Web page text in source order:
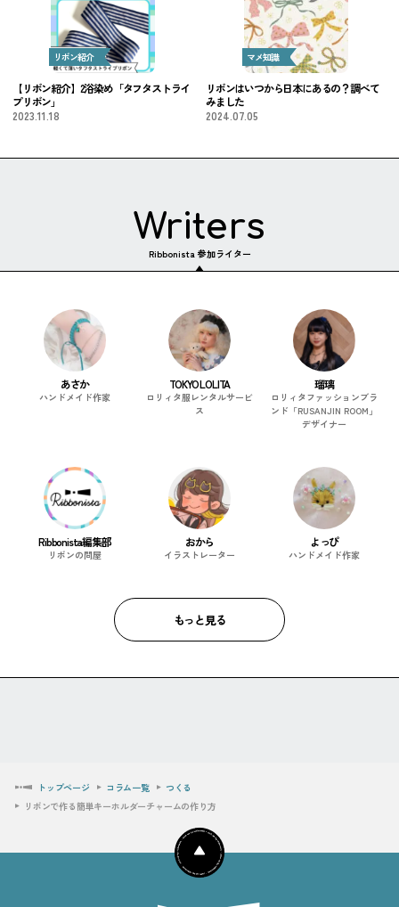
リボン紹介
【リボン紹介】2浴染め「タフタストライ
プリボン」
2023.11.18
マメ知識
リボンはいつから日本にあるの？調べて
みました
2024.07.05
Writers
Ribbonista 参加ライター
あさか
ハンドメイド作家
TOKYO LOLITA
ロリィタ服レンタルサービ
ス
瑠璃
ロリィタファッションブラ
ンド「RUSANJIN ROOM」
デザイナー
Ribbonista編集部
リボンの問屋
おから
イラストレーター
よっぴ
ハンドメイド作家
もっと見る
トップページ コラム一覧
つくる
リボンで作る簡単キーホルダーチャームの作り方